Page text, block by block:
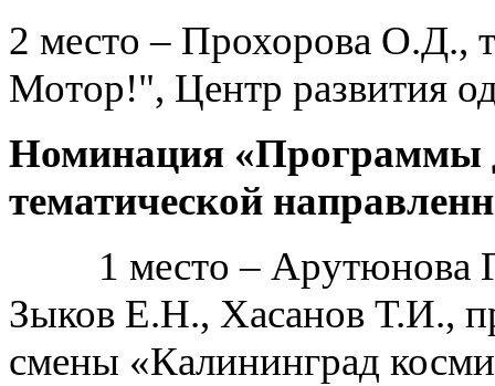
2 место – Прохорова О.Д.,
Мотор!", Центр развития
Номинация «Программы
тематической
1 место – Арутюнова
Зыков Е.Н., Хасанов Т.И.,
смены «Калининград